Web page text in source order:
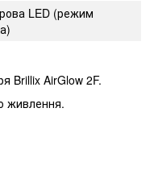
LED (режим
Brillix AirGlow 2F.
живлення.